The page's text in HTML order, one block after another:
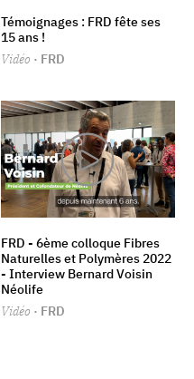
Témoignages : FRD fête ses
15 ans !
Vidéo · FRD
FRD - 6ème colloque Fibres
Naturelles et Polymères 2022
- Interview Bernard Voisin
Néolife
Vidéo · FRD